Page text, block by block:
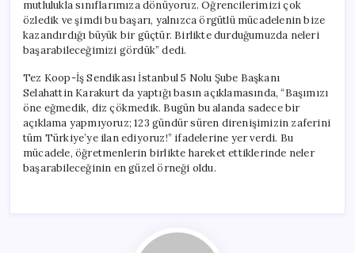
mutlulukla sınıflarımıza dönüyoruz. Öğrencilerimizi çok
özledik ve şimdi bu başarı, yalnızca örgütlü mücadelenin bize
kazandırdığı büyük bir güçtür. Birlikte durduğumuzda neleri
başarabileceğimizi gördük” dedi.
Tez Koop-İş Sendikası İstanbul 5 Nolu Şube Başkanı
Selahattin Karakurt da yaptığı basın açıklamasında, “Başımızı
öne eğmedik, diz çökmedik. Bugün bu alanda sadece bir
açıklama yapmıyoruz; 123 gündür süren direnişimizin zaferini
tüm Türkiye’ye ilan ediyoruz!” ifadelerine yer verdi. Bu
mücadele, öğretmenlerin birlikte hareket ettiklerinde neler
başarabileceğinin en güzel örneği oldu.